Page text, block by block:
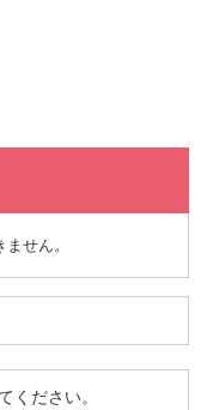
せん。
ください。